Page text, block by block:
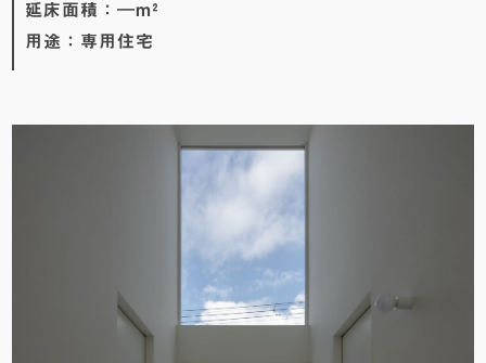
延床面積：―m²
用途： 専用住宅